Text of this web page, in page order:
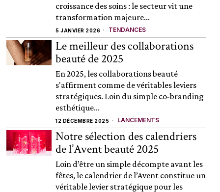
croissance des soins : le secteur vit une
transformation majeure...
5 JANVIER 2026 TENDANCES
Le meilleur des collaborations
beauté de 2025
En 2025, les collaborations beauté
s'affirment comme de véritables leviers
stratégiques. Loin du simple co-branding
esthétique...
12 DÉCEMBRE 2025 LANCEMENTS
Notre sélection des calendriers
de l’Avent beauté 2025
Loin d’être un simple décompte avant les
fêtes, le calendrier de l’Avent constitue un
véritable levier stratégique pour les